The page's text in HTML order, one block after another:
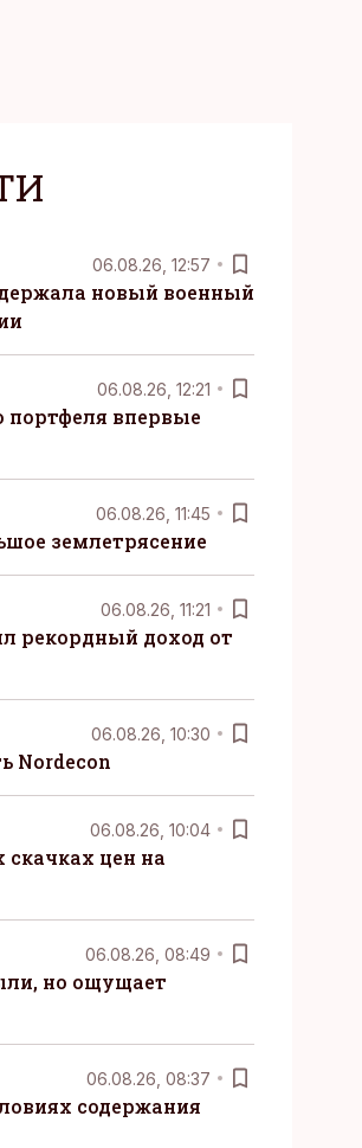
06.08.26, 12:57
новый военный
06.08.26, 12:21
портфеля впервые
06.08.26, 11:45
землетрясение
06.08.26, 11:21
рекордный доход от
06.08.26, 10:30
Nordecon
06.08.26, 10:04
цен на
06.08.26, 08:49
но ощущает
06.08.26, 08:37
содержания